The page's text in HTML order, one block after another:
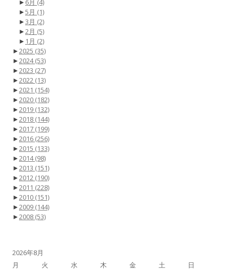
► 6月 (4)
►5月 (1)
►3月 (2)
►2月 (5)
► 1月 (2)
►2025 (35)
►2024(53)
►2023 (27)
►2022 (13)
►2021 (154)
►2020 (182)
►2019 (132)
►2018 (144)
►2017 (199)
►2016 (256)
►2015 (133)
►2014(98)
►2013 (151)
►2012 (190)
►2011 (228)
►2010 (151)
►2009 (144)
►2008 (53)
2026年8月
月
火 水 木 金 土 日